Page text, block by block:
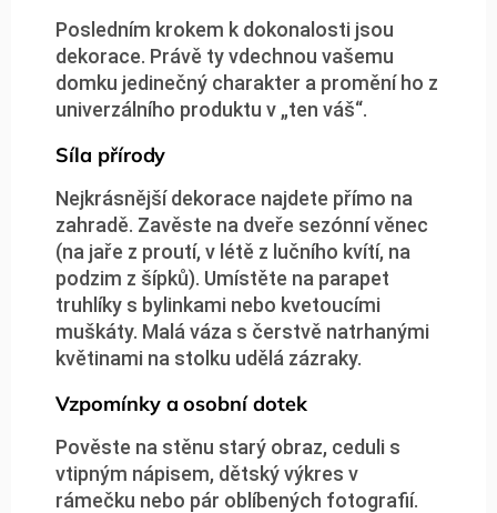
Posledním krokem k dokonalosti jsou
dekorace. Právě ty vdechnou vašemu
domku jedinečný charakter a promění ho z
univerzálního produktu v „ten váš“.
Síla přírody
Nejkrásnější dekorace najdete přímo na
zahradě. Zavěste na dveře sezónní věnec
(na jaře z proutí, v létě z lučního kvítí, na
podzim z šípků). Umístěte na parapet
truhlíky s bylinkami nebo kvetoucími
muškáty. Malá váza s čerstvě natrhanými
květinami na stolku udělá zázraky.
Vzpomínky a osobní dotek
Pověste na stěnu starý obraz, ceduli s
vtipným nápisem, dětský výkres v
rámečku nebo pár oblíbených fotografií.